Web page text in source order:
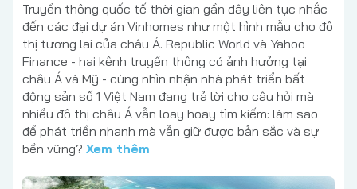
Truyền thông quốc tế thời gian gần đây liên tục nhắc
đến các đại dự án Vinhomes như một hình mẫu cho đô
thị tương lai của châu Á. Republic World và Yahoo
Finance - hai kênh truyền thông có ảnh hưởng tại
châu Á và Mỹ - cùng nhìn nhận nhà phát triển bất
động sản số 1 Việt Nam đang trả lời cho câu hỏi mà
nhiều đô thị châu Á vẫn loay hoay tìm kiếm: làm sao
để phát triển nhanh mà vẫn giữ được bản sắc và sự
bền vững? Xem thêm